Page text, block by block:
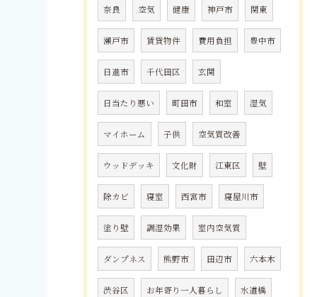
奈良 空気 健康 神戸市 関東
瀬戸市 賃貸物件 費用負担 豊中市
日進市 千代田区 玄関
日当たり悪い 町田市 和室 湿気
マイホーム 子供 空気質改善
ウッドデッキ 文化財 江東区 壁
除カビ 寝室 西宮市 寝屋川市
塗り壁 調湿効果 室内空気質
ダンプネス 熊野市 田辺市 六本木
渋谷区 お年寄り一人暮らし 水道橋